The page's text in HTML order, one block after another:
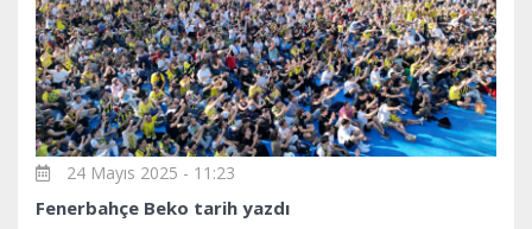
24 Mayıs 2025 - 11:23
Fenerbahçe Beko tarih yazdı